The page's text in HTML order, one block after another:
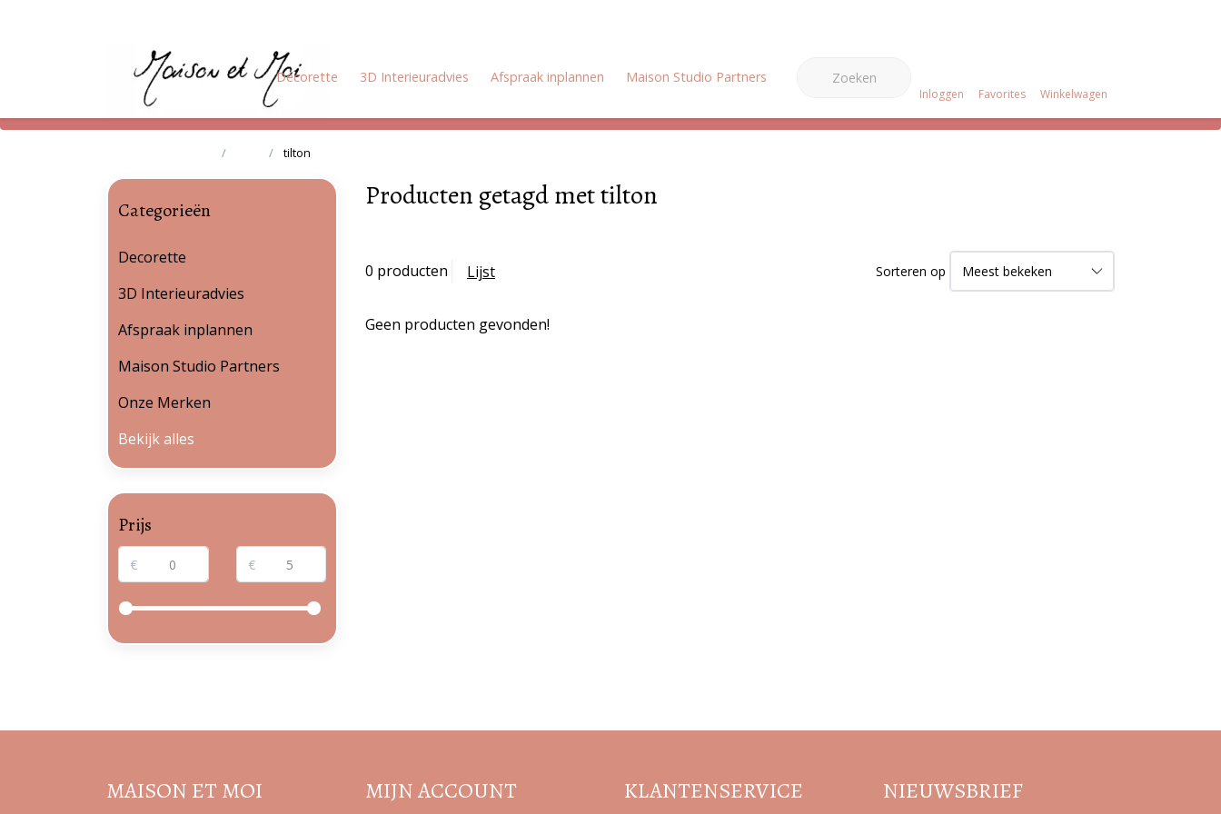
Decorette 3D Interieuradvies Afspraak inplannen Maison Studio Partners Onze Merken
Inloggen Favorites Winkelwagen
tilton
Producten getagd met tilton
0 producten Lijst Sorteren op
Geen producten gevonden!
Categorieën
Decorette
3D Interieuradvies
Afspraak inplannen
Maison Studio Partners
Onze Merken
Bekijk alles
Prijs
€ €
Volg de nieuwste trends en acties
MAISON ET MOI MIJN ACCOUNT KLANTENSERVICE NIEUWSBRIEF